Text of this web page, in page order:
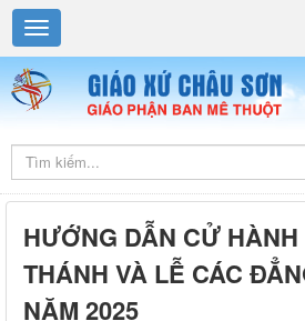
HƯỚNG DẪN CỬ HÀNH
THÁNH VÀ LỄ CÁC
NĂM 2025